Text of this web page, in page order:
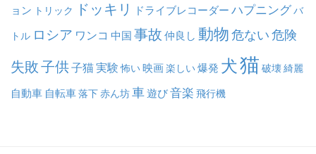
ョン トリック ドッキリ ドライブレコーダー ハプニング バ
トル ロシア ワンコ 中国 事故 仲良し 動物 危ない 危険
失敗子供子猫実験 怖い映画楽しい爆発 犬猫 破壊綺麗
自動車 自転車落下赤ん坊車遊び音楽 飛行機